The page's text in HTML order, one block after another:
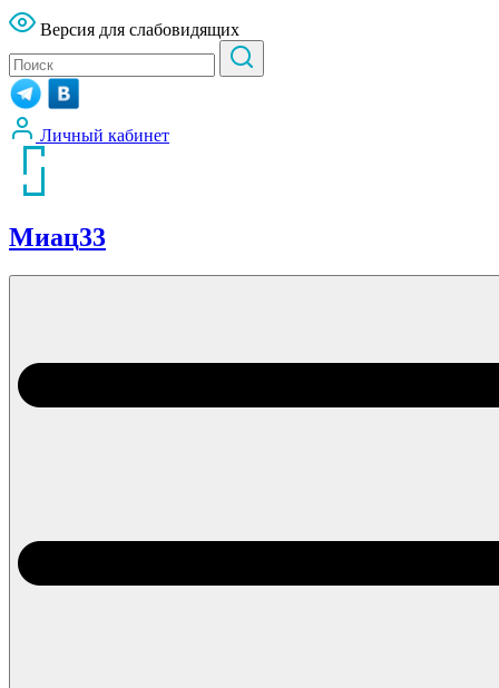
Версия для слабовидящих
Личный кабинет
Миац33